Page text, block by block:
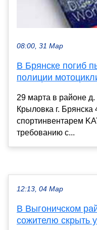
08:00, 31 Мар
В Брянске погиб
полиции
29 марта в районе
Крыловка г. Брянска
спортинвентарем
требованию с...
12:13, 04 Мар
В Выгоничском
сожителю скрыть